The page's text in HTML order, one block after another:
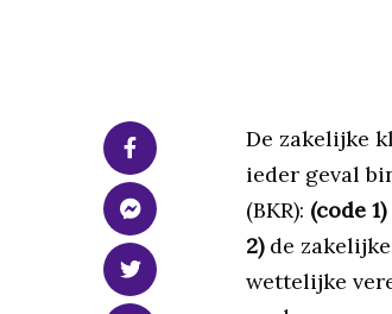
De zakelijke
ieder geval
(BKR): (code 1)
2)de
wettelijke